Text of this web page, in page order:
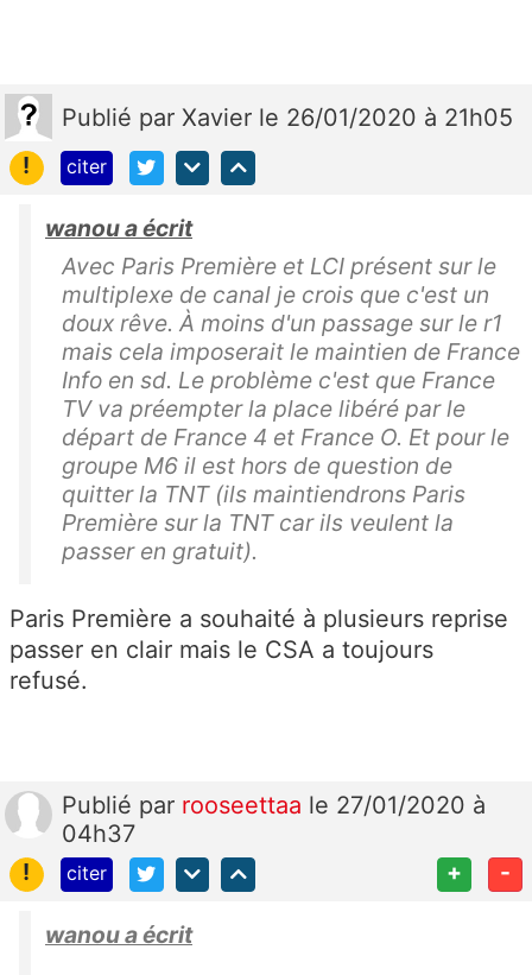
Publié par Xavier le 26/01/2020 à 21h05
!
citer
wanou a écrit
Avec Paris Première et LCI présent sur le
multiplexe de canal je crois que c'est un
doux rêve. À moins d'un passage sur le r1
mais cela imposerait le maintien de France
Info en sd. Le problème c'est que France
TV va préempter la place libéré par le
départ de France 4 et France O. Et pour le
groupe M6 il est hors de question de
quitter la TNT (ils maintiendrons Paris
Première sur la TNT car ils veulent la
passer en gratuit).
Paris Première a souhaité à plusieurs reprise
passer en clair mais le CSA a toujours
refusé.
Publié par rooseettaa le 27/01/2020 à
04h37
!
citer + -
wanou a écrit